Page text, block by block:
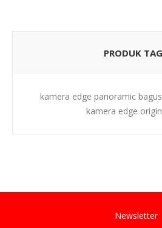
PRODUK
kamera edge panoramic
kamera edge
Newsletter